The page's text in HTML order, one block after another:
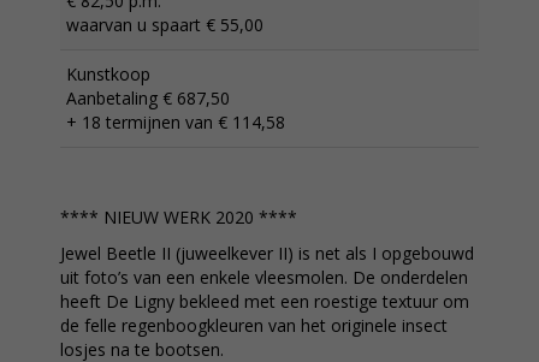
waarvan u spaart € 55,00
Kunstkoop
Aanbetaling € 687,50
+ 18 termijnen van € 114,58
**** NIEUW WERK 2020 ****
Jewel Beetle II (juweelkever II) is net als I opgebouwd
uit foto’s van een enkele vleesmolen. De onderdelen
heeft De Ligny bekleed met een roestige textuur om
de felle regenboogkleuren van het originele insect
losjes na te bootsen.